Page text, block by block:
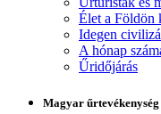
Élet a Földön
Idegen
A hónap
Űridőjárás
Magyar űrtevékenység